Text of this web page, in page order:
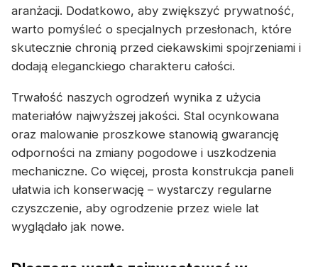
aranżacji. Dodatkowo, aby zwiększyć prywatność,
warto pomyśleć o specjalnych przesłonach, które
skutecznie chronią przed ciekawskimi spojrzeniami i
dodają eleganckiego charakteru całości.
Trwałość naszych ogrodzeń wynika z użycia
materiałów najwyższej jakości. Stal ocynkowana
oraz malowanie proszkowe stanowią gwarancję
odporności na zmiany pogodowe i uszkodzenia
mechaniczne. Co więcej, prosta konstrukcja paneli
ułatwia ich konserwację – wystarczy regularne
czyszczenie, aby ogrodzenie przez wiele lat
wyglądało jak nowe.